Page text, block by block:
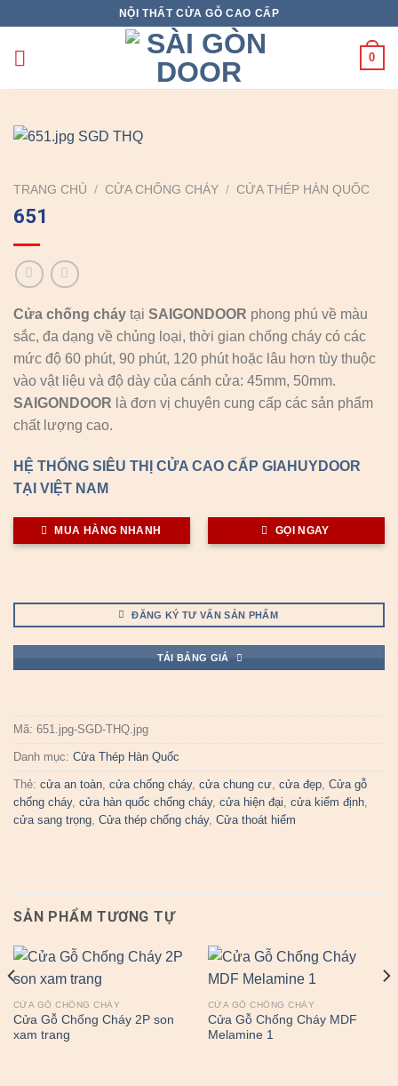
content
NỘI THẤT CỬA GỖ CAO CẤP
0
TRANG CHỦ / CỬA CHỐNG CHÁY / CỬA THÉP HÀN QUỐC
651
Cửa chống cháy tại SAIGONDOOR phong phú về màu
sắc, đa dạng về chủng loại, thời gian chống cháy có các
mức độ 60 phút, 90 phút, 120 phút hoặc lâu hơn tùy thuộc
vào vật liệu và độ dày của cánh cửa: 45mm, 50mm.
SAIGONDOOR là đơn vị chuyên cung cấp các sản phẩm
chất lượng cao.
HỆ THỐNG SIÊU THỊ CỬA CAO CẤP GIAHUYDOOR
TẠI VIỆT NAM
MUA HÀNG NHANH GỌI NGAY
ĐĂNG KÝ TƯ VẤN SẢN PHẨM
TẢI BẢNG GIÁ
Mã: 651.jpg-SGD-THQ.jpg
Danh mục: Cửa Thép Hàn Quốc
Thẻ: cửa an toàn, cửa chống cháy, cửa chung cư, cửa đẹp, Cửa gỗ
chống cháy, cửa hàn quốc chống cháy, cửa hiện đại, cửa kiểm định,
cửa sang trọng, Cửa thép chống cháy, Cửa thoát hiểm
SẢN PHẨM TƯƠNG TỰ
CỬA GỖ CHỐNG CHÁY
Cửa Gỗ Chống Cháy 2P son
xam trang
CỬA GỖ CHỐNG CHÁY
Cửa Gỗ Chống Cháy MDF
Melamine 1